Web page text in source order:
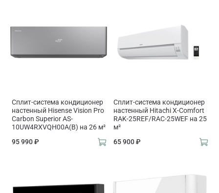
Сплит-система кондиционер
настенный Hisense Vision Pro
Carbon Superior AS-
10UW4RXVQH00A(B) на 26 м²
95 990 ₽
Сплит-система кондиционер
настенный Hitachi X-Comfort
RAK-25REF/RAC-25WEF на 25
м²
65 900 ₽